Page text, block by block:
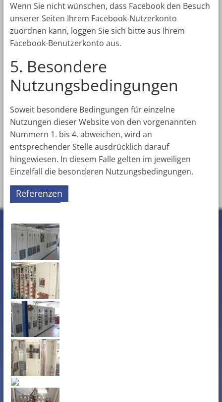
Wenn Sie nicht wünschen, dass Facebook den Besuch
unserer Seiten Ihrem Facebook-Nutzerkonto
zuordnen kann, loggen Sie sich bitte aus Ihrem
Facebook-Benutzerkonto aus.
5. Besondere
Nutzungsbedingungen
Soweit besondere Bedingungen für einzelne
Nutzungen dieser Website von den vorgenannten
Nummern 1. bis 4. abweichen, wird an
entsprechender Stelle ausdrücklich darauf
hingewiesen. In diesem Falle gelten im jeweiligen
Einzelfall die besonderen Nutzungsbedingungen.
Referenzen